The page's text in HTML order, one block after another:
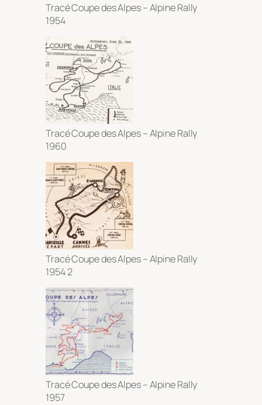
Tracé Coupe des Alpes – Alpine Rally
1954
Tracé Coupe des Alpes – Alpine Rally
1960
Tracé Coupe des Alpes – Alpine Rally
1954 2
Tracé Coupe des Alpes – Alpine Rally
1957